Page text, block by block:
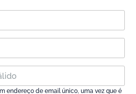
endereço de email único, uma vez que é